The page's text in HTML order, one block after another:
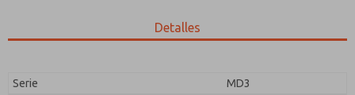
Detalles
Serie
MD3
características, capacidades del producto y más.